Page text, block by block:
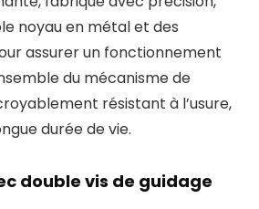
noyau en métal et des
assurer un fonctionnement
du mécanisme de
résistant à l’usure,
durée de vie.
double vis de guidage